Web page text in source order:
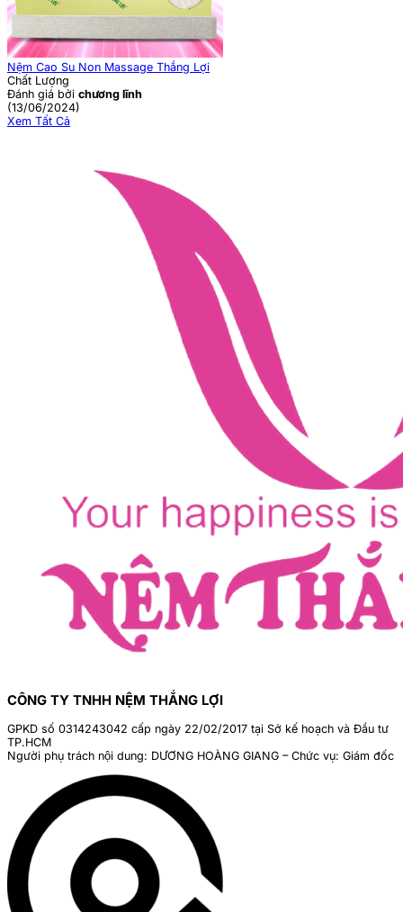
Nệm Cao Su Non Massage Thắng Lợi
Chất Lượng
Đánh giá bởi chương lĩnh
(13/06/2024)
Xem Tất Cả
CÔNG TY TNHH NỆM THẮNG LỢI
GPKD số 0314243042 cấp ngày 22/02/2017 tại Sở kế hoạch và Đầu tư
TP.HCM
Người phụ trách nội dung: DƯƠNG HOÀNG GIANG – Chức vụ: Giám đốc